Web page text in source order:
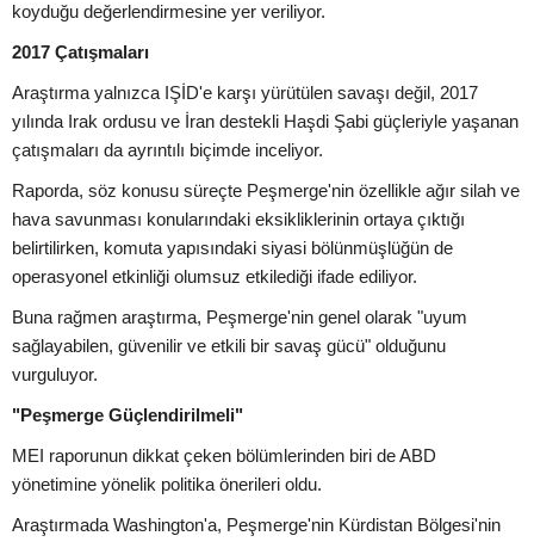
koyduğu değerlendirmesine yer veriliyor.
2017 Çatışmaları
Araştırma yalnızca IŞİD'e karşı yürütülen savaşı değil, 2017
yılında Irak ordusu ve İran destekli Haşdi Şabi güçleriyle yaşanan
çatışmaları da ayrıntılı biçimde inceliyor.
Raporda, söz konusu süreçte Peşmerge'nin özellikle ağır silah ve
hava savunması konularındaki eksikliklerinin ortaya çıktığı
belirtilirken, komuta yapısındaki siyasi bölünmüşlüğün de
operasyonel etkinliği olumsuz etkilediği ifade ediliyor.
Buna rağmen araştırma, Peşmerge'nin genel olarak "uyum
sağlayabilen, güvenilir ve etkili bir savaş gücü" olduğunu
vurguluyor.
"Peşmerge Güçlendirilmeli"
MEI raporunun dikkat çeken bölümlerinden biri de ABD
yönetimine yönelik politika önerileri oldu.
Araştırmada Washington'a, Peşmerge'nin Kürdistan Bölgesi'nin